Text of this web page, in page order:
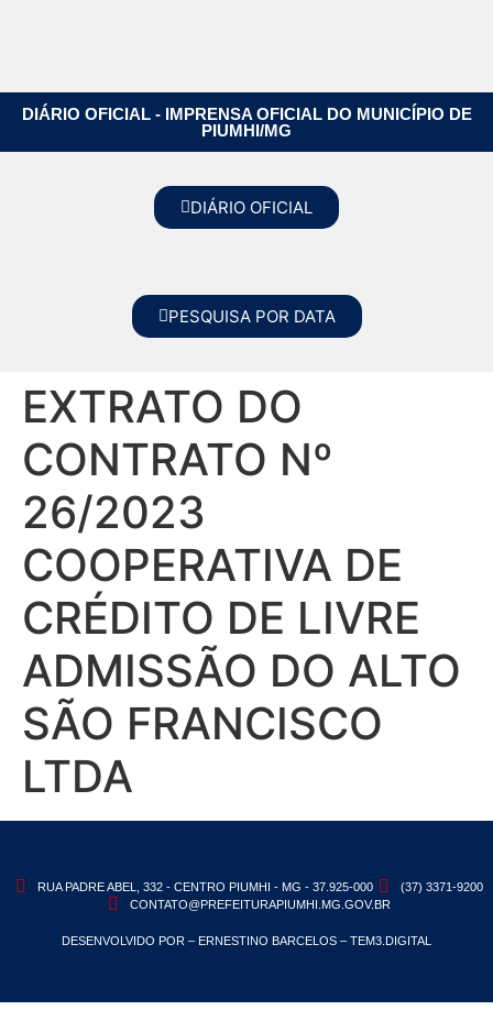
DIÁRIO OFICIAL - IMPRENSA OFICIAL DO MUNICÍPIO DE
PIUMHI/MG
DIÁRIO OFICIAL
PESQUISA POR DATA
EXTRATO DO
CONTRATO Nº
26/2023
COOPERATIVA DE
CRÉDITO DE LIVRE
ADMISSÃO DO ALTO
SÃO FRANCISCO
LTDA
RUA PADRE ABEL, 332 - CENTRO PIUMHI - MG - 37.925-000
(37) 3371-9200
CONTATO@PREFEITURAPIUMHI.MG.GOV.BR
DESENVOLVIDO POR – ERNESTINO BARCELOS – TEM3.DIGITAL